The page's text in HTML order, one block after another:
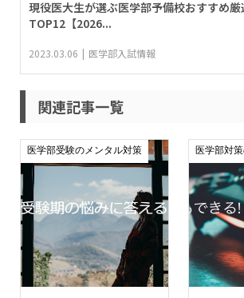
現役医大生が選ぶ医学部予備校おすすめ厳
TOP12【2026...
2023.03.06 医学部入試情報
関連記事一覧
医学部受験のメンタル対策 医学部対